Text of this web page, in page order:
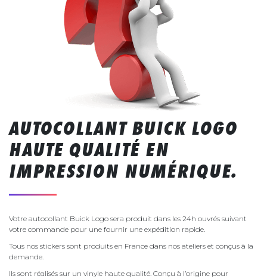
AUTOCOLLANT BUICK LOGO
HAUTE QUALITÉ EN
IMPRESSION NUMÉRIQUE.
Votre autocollant Buick Logo sera produit dans les 24h ouvrés suivant
votre commande pour une fournir une expédition rapide.
Tous nos stickers sont produits en France dans nos ateliers et conçus à la
demande.
Ils sont réalisés sur un vinyle haute qualité. Conçu à l’origine pour